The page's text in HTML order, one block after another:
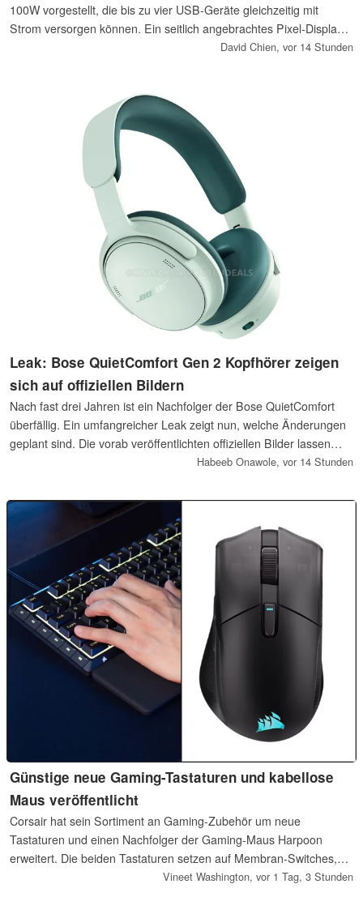
100W vorgestellt, die bis zu vier USB-Geräte gleichzeitig mit
Strom versorgen können. Ein seitlich angebrachtes Pixel-Display
zeigt den Status der Stromversorgung an. Für Reisen gehören
David Chien, vor 14 Stunden
Leak: Bose QuietComfort Gen 2 Kopfhörer zeigen
sich auf offiziellen Bildern
Nach fast drei Jahren ist ein Nachfolger der Bose QuietComfort
überfällig. Ein umfangreicher Leak zeigt nun, welche Änderungen
geplant sind. Die vorab veröffentlichten offiziellen Bilder lassen
einige Designanpassungen erkennen und zeigen die neuen
Habeeb Onawole, vor 14 Stunden
Günstige neue Gaming-Tastaturen und kabellose
Maus veröffentlicht
Corsair hat sein Sortiment an Gaming-Zubehör um neue
Tastaturen und einen Nachfolger der Gaming-Maus Harpoon
erweitert. Die beiden Tastaturen setzen auf Membran-Switches,
bieten ein vollständiges Tastenfeld und eine RGB-Beleuchtung mit
Vineet Washington, vor 1 Tag, 3 Stunden